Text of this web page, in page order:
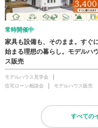
常時開催中
家具も設備も、そのまま。すぐ
始まる理想の暮らし。モデルハ
ス販売
モデルハウス見学会
住宅ローン相談会
モデルハウス販売
すべての